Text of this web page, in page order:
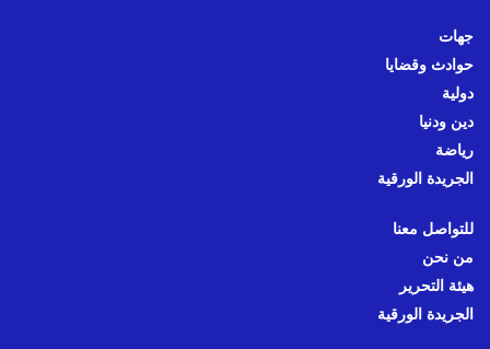
جهات
حوادث وقضايا
دولية
دين ودنيا
رياضة
الجريدة الورقية
للتواصل معنا
من نحن
هيئة التحرير
الجريدة الورقية